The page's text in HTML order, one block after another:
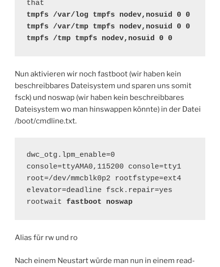
tmpfs /var/log tmpfs nodev,nosuid 0 0
tmpfs /var/tmp tmpfs nodev,nosuid 0 0
tmpfs /tmp tmpfs nodev,nosuid 0 0
Nun aktivieren wir noch fastboot (wir haben kein
beschreibbares Dateisystem und sparen uns somit
fsck) und noswap (wir haben kein beschreibbares
Dateisystem wo man hinswappen könnte) in der Datei
/boot/cmdline.txt.
dwc_otg.lpm_enable=0
console=ttyAMA0,115200 console=tty1
root=/dev/mmcblk0p2 rootfstype=ext4
elevator=deadline fsck.repair=yes
rootwait fastboot noswap
Alias für rw und ro
Nach einem Neustart würde man nun in einem read-